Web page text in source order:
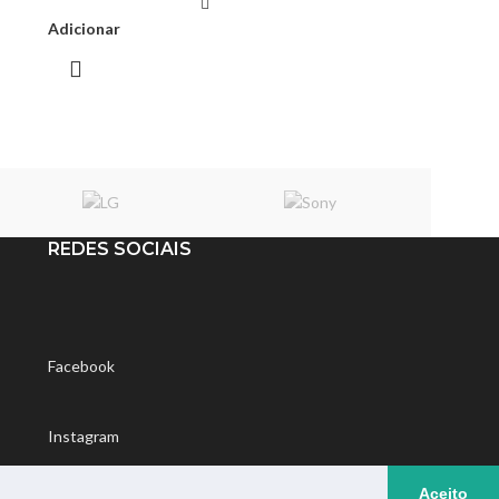
Aceito
O trator certamente trará um sorriso ao
rosto da criança, garantindo-lhe uma
Adicionar
REDES SOCIAIS
Facebook
Instagram